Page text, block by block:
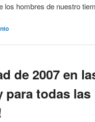
los hombres de nuestro
de 2007 en
para todas las